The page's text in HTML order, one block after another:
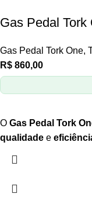
Gas Pedal
Gas Pedal Tork One,
R$ 860,00
O Gas Pedal Tork
qualidade e